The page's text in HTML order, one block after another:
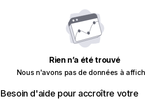
Rien n’a été trouvé
Nous n'avons pas de données à
Besoin d'aide pour accroître votre